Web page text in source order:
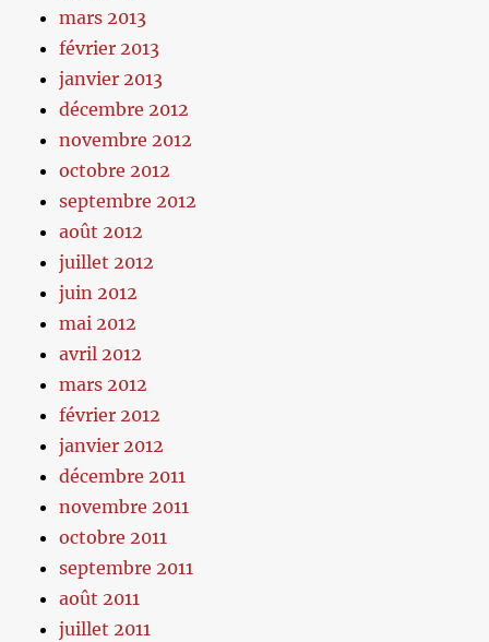
mars 2013
février 2013
janvier 2013
décembre 2012
novembre 2012
octobre 2012
septembre 2012
août 2012
juillet 2012
juin 2012
mai 2012
avril 2012
mars 2012
février 2012
janvier 2012
décembre 2011
novembre 2011
octobre 2011
septembre 2011
août 2011
juillet 2011